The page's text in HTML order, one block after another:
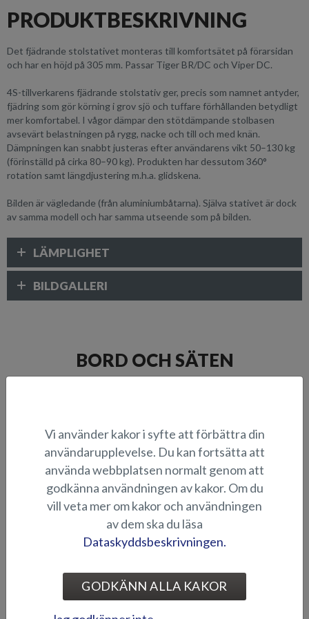
PRODUKTBESKRIVNING
Det fjädrande stolstativet monteras till komfortsätet på förarsidan
och har en höjd på 305 mm. Passar Tiger BR/DC och Viper DC.
4S-tillverkarens fjädrande stolstativ ger, precis som namnet antyder,
fjädring som gör körning i grov sjö och tuffare förhållanden betydligt
mer komfortabel. I vågor dämpar den stötdämpande stolbasen
avsevärt belastningen på rygg, nacke och till och med knän.
Dämpningen kan snabbt justeras efter användarens vikt 50–130 kg
(förinställd på cirka 80–90 kg). Produkten har dessutom 360°
rotation samt längdjustering m.h.a. glidskena.
Bilden är vägledande (från aluminiumbåtarna). Själva stativet är dock
av samma modell och har samma utseende som på bilden.
LÄMPLIGHET
BILDGALLERI
BORD OCH SÄTEN
Bord m. bordsben (Tiger
Bord med låsbart bordsben
Vi använder kakor i syfte att förbättra din
användarupplevelse. Du kan fortsätta att
använda webbplatsen normalt genom att
godkänna användningen av kakor. Om du
vill veta mer om kakor och användningen
av dem ska du läsa
Dataskyddsbeskrivningen.
GODKÄNN ALLA KAKOR